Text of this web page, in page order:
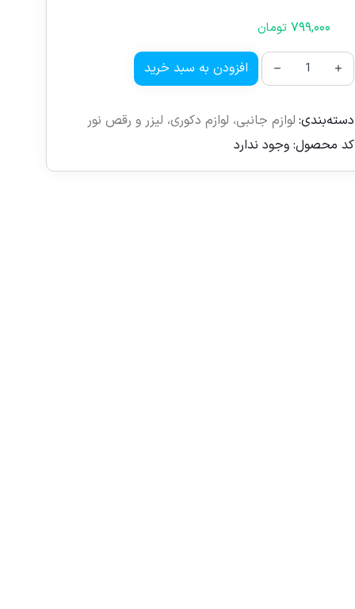
۷۹۹,۰۰۰ تومان
افزودن به سبد خرید
دسته‌بندی: لوازم جانبی، لوازم دکوری، لیزر و رقص نور
کد محصول:وجود ندارد